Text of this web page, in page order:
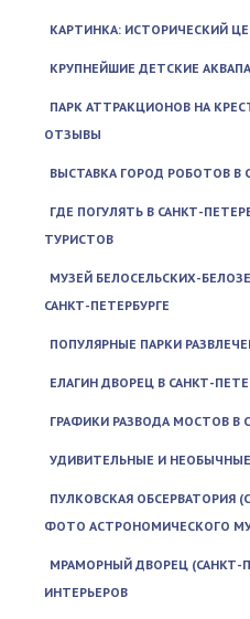
КАРТИНКА: ИСТОРИЧЕСКИЙ
КРУПНЕЙШИЕ ДЕТСКИЕ
ПАРК АТТРАКЦИОНОВ НА
ОТЗЫВЫ
ВЫСТАВКА ГОРОД РОБОТОВ В
ГДЕ ПОГУЛЯТЬ В САНКТ-
ТУРИСТОВ
МУЗЕЙ БЕЛОСЕЛЬСКИХ-
САНКТ-ПЕТЕРБУРГЕ
ПОПУЛЯРНЫЕ ПАРКИ
ЕЛАГИН ДВОРЕЦ В САНКТ-
ГРАФИКИ РАЗВОДА МОСТОВ В
УДИВИТЕЛЬНЫЕ И НЕОБЫЧНЫЕ
ПУЛКОВСКАЯ ОБСЕРВАТОРИЯ
ФОТО АСТРОНОМИЧЕСКОГО
МРАМОРНЫЙ ДВОРЕЦ (САНКТ-
ИНТЕРЬЕРОВ